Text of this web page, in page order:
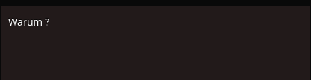
Warum ?